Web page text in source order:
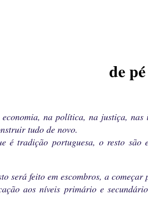
de pé
na política, na justiça,
tudo de novo.
tradição portuguesa, o resto são
será feito em escombros, a
aos níveis primário e